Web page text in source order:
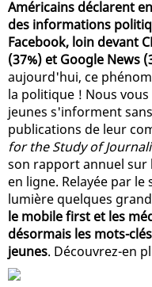
Américains déclarent
des informations
Facebook, loin devant
(37%) et Google News
aujourd'hui, ce
la politique ! Nous
jeunes s'informent
publications de leur
for the Study of
son rapport annuel
en ligne. Relayée par le
lumière quelques
le mobile first et les
désormais les mots-
jeunes. Découvrez-en